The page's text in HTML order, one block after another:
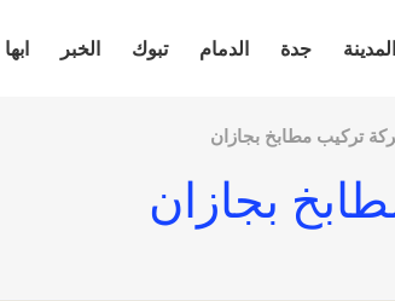
المدينة جدة الدمام تبوك الخبر ابها
تركيب مطابخ بجازان
بجازان